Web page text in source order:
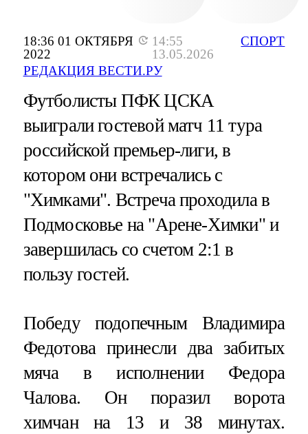
18:36 01 ОКТЯБРЯ
2022
14:55
13.05.2026
РЕДАКЦИЯ ВЕСТИ.РУ
СПОРТ
Футболисты ПФК ЦСКА
выиграли гостевой матч 11 тура
российской премьер-лиги, в
котором они встречались с
"Химками". Встреча проходила в
Подмосковье на "Арене-Химки" и
завершилась со счетом 2:1 в
пользу гостей.
Победу подопечным Владимира
Федотова принесли два забитых
мяча в исполнении Федора
Чалова. Он поразил ворота
химчан на 13 и 38 минутах.